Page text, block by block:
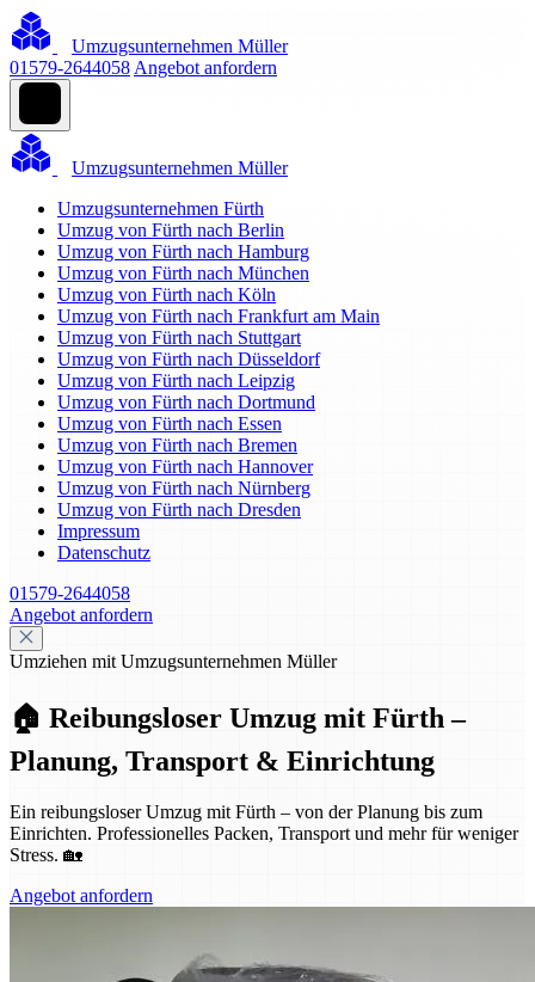
Umzugsunternehmen Müller
01579-2644058 Angebot anfordern
Umzugsunternehmen Müller
Umzugsunternehmen Fürth
Umzug von Fürth nach Berlin
Umzug von Fürth nach Hamburg
Umzug von Fürth nach München
Umzug von Fürth nach Köln
Umzug von Fürth nach Frankfurt am Main
Umzug von Fürth nach Stuttgart
Umzug von Fürth nach Düsseldorf
Umzug von Fürth nach Leipzig
Umzug von Fürth nach Dortmund
Umzug von Fürth nach Essen
Umzug von Fürth nach Bremen
Umzug von Fürth nach Hannover
Umzug von Fürth nach Nürnberg
Umzug von Fürth nach Dresden
Impressum
Datenschutz
01579-2644058
Angebot anfordern
Umziehen mit Umzugsunternehmen Müller
🏠 Reibungsloser Umzug mit Fürth –
Planung, Transport & Einrichtung
Ein reibungsloser Umzug mit Fürth – von der Planung bis zum
Einrichten. Professionelles Packen, Transport und mehr für weniger
Stress. 🏡
Angebot anfordern